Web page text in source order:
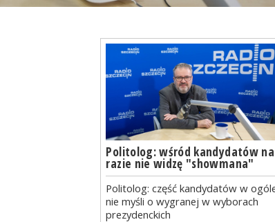
Politolog: wśród kandydatów na
razie nie widzę "showmana"
Politolog: część kandydatów w
nie myśli o wygranej w wyborach
prezydenckich